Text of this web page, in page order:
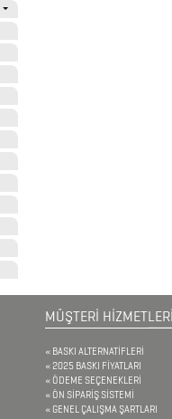
MÜŞTERİ HİZMETLERİ
BASKI ALTERNATİFLERİ
2025 BASKI FİYATLARI
ÖDEME SEÇENEKLERİ
ÖN SİPARİŞ SİSTEMİ
GENEL ÇALIŞMA ŞARTLARI